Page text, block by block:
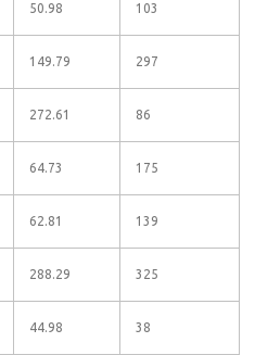
50.98 103
149.79 297
272.61 86
64.73 175
62.81 139
288.29 325
44.98 38